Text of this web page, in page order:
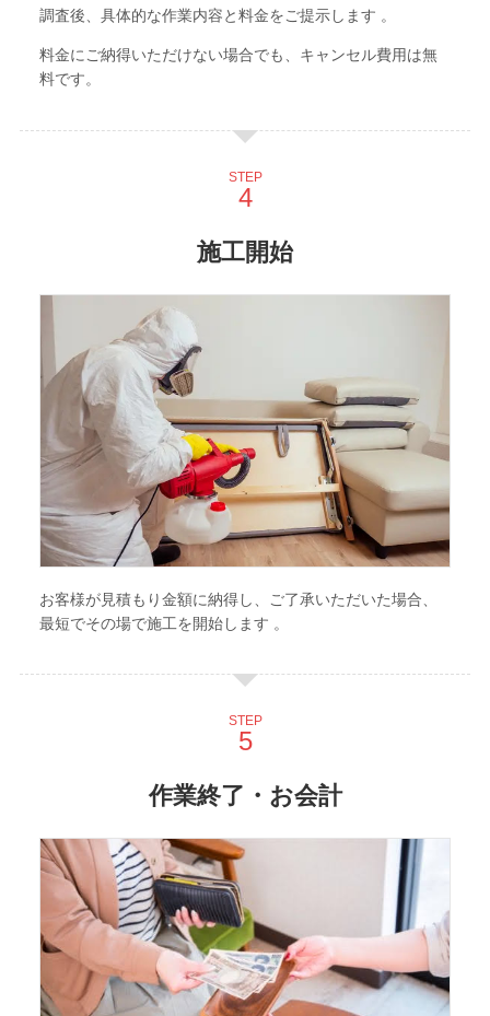
調査後、具体的な作業内容と料金をご提示します 。
料金にご納得いただけない場合でも、キャンセル費用は無
料です。
STEP
施工開始
お客様が見積もり金額に納得し、ご了承いただいた場合、
最短でその場で施工を開始します 。
STEP
作業終了・お会計